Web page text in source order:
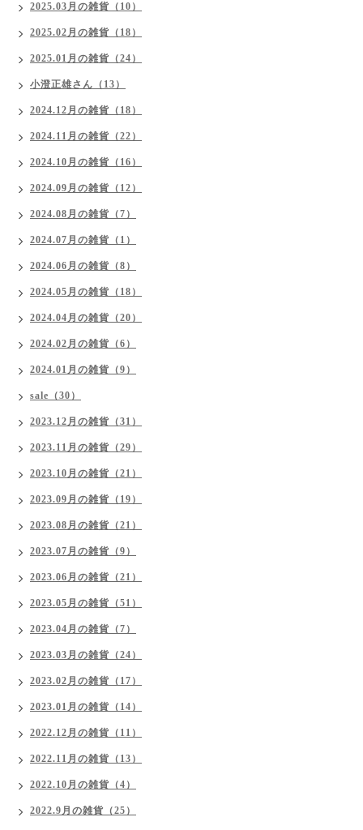
2025.03月の雑貨（10）
2025.02月の雑貨（18）
2025.01月の雑貨（24）
小澄正雄さん（13）
2024.12月の雑貨（18）
2024.11月の雑貨（22）
2024.10月の雑貨（16）
2024.09月の雑貨（12）
2024.08月の雑貨（7）
2024.07月の雑貨（1）
2024.06月の雑貨（8）
2024.05月の雑貨（18）
2024.04月の雑貨（20）
2024.02月の雑貨（6）
2024.01月の雑貨（9）
sale（30）
2023.12月の雑貨（31）
2023.11月の雑貨（29）
2023.10月の雑貨（21）
2023.09月の雑貨（19）
2023.08月の雑貨（21）
2023.07月の雑貨（9）
2023.06月の雑貨（21）
2023.05月の雑貨（51）
2023.04月の雑貨（7）
2023.03月の雑貨（24）
2023.02月の雑貨（17）
2023.01月の雑貨（14）
2022.12月の雑貨（11）
2022.11月の雑貨（13）
2022.10月の雑貨（4）
2022.9月の雑貨（25）